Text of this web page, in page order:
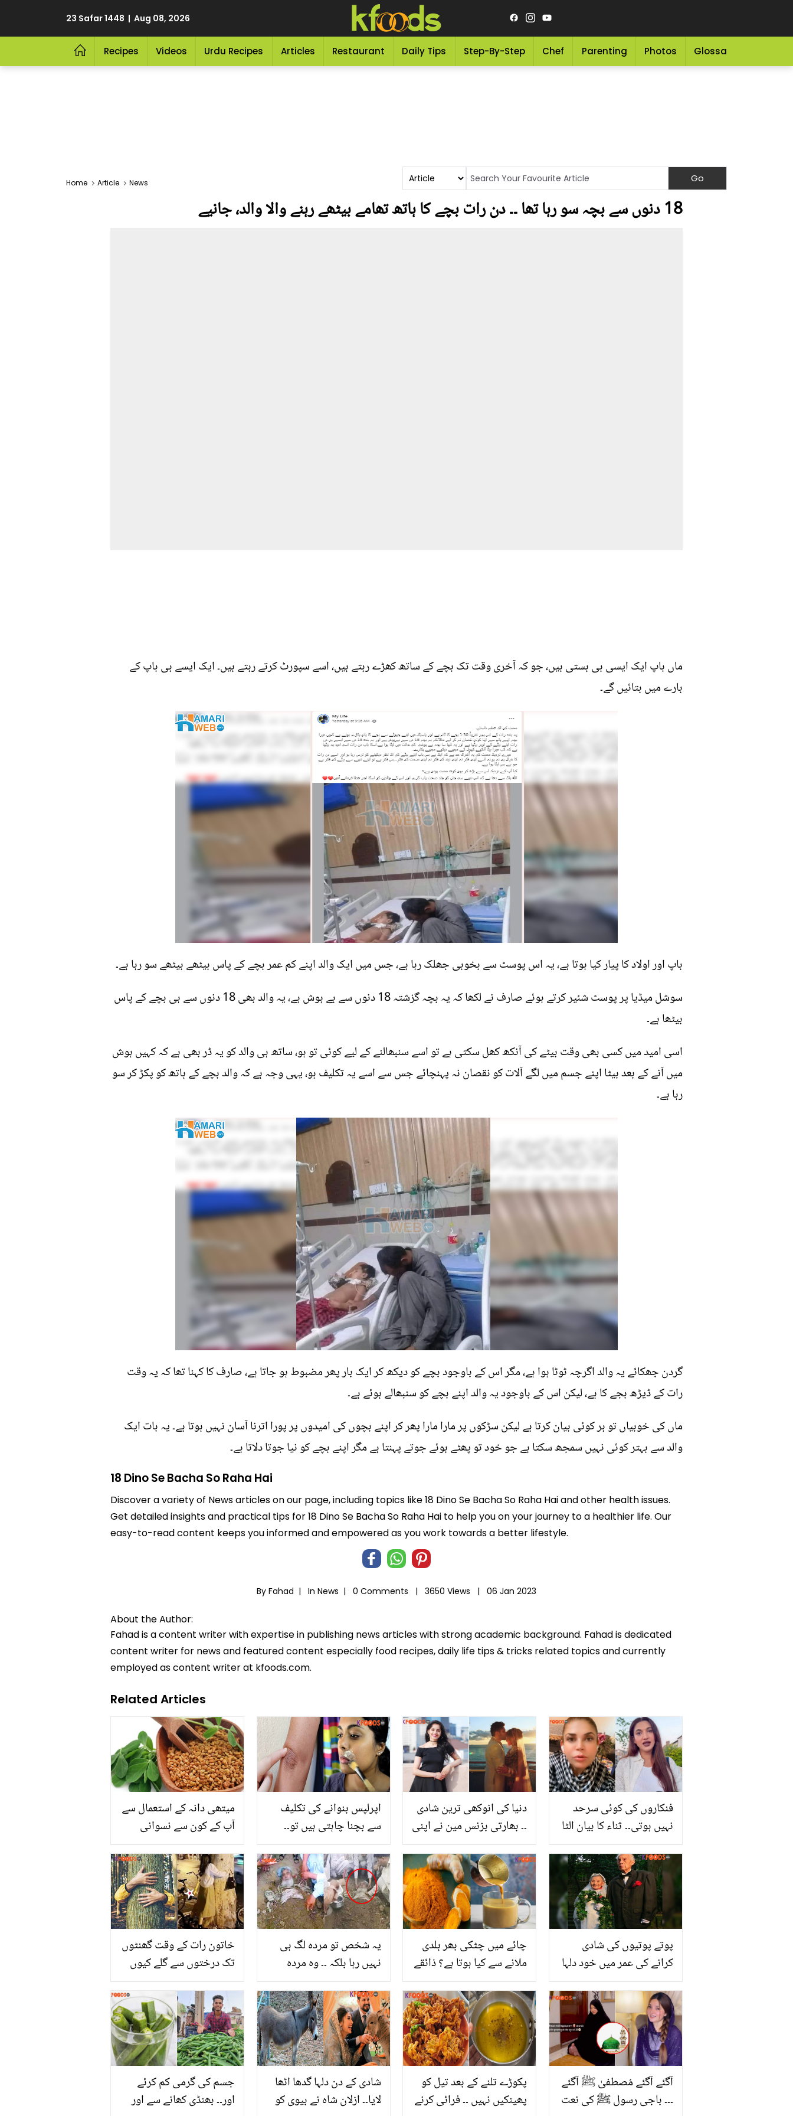
23 Safar 1448 | Aug 08, 2026
Recipes Videos Urdu Recipes Articles Restaurant Daily Tips Step-By-Step Chef Parenting Photos Glossary
Home Article News
18 دنوں سے بچہ سو رہا تھا ۔۔ دن رات بچے کا ہاتھ تھامے بیٹھے رہنے والا والد، جانیے
ماں باپ ایک ایسی ہی ہستی ہیں، جو کہ آخری وقت تک بچے کے ساتھ کھڑے رہتے ہیں، اسے سپورٹ کرتے رہتے ہیں۔ ایک ایسے ہی باپ کے
بارے میں بتائیں گے۔
باپ اور اولاد کا پیار کیا ہوتا ہے، یہ اس پوسٹ سے بخوبی جھلک رہا ہے، جس میں ایک والد اپنے کم عمر بچے کے پاس بیٹھے بیٹھے سو رہا ہے۔
سوشل میڈیا پر پوسٹ شئیر کرتے ہوئے صارف نے لکھا کہ یہ بچہ گزشتہ 18 دنوں سے بے ہوش ہے، یہ والد بھی 18 دنوں سے ہی بچے کے پاس
بیٹھا ہے۔
اسی امید میں کسی بھی وقت بیٹے کی آنکھ کھل سکتی ہے تو اسے سنبھالنے کے لیے کوئی تو ہو، ساتھ ہی والد کو یہ ڈر بھی ہے کہ کہیں ہوش
میں آنے کے بعد بیٹا اپنے جسم میں لگے آلات کو نقصان نہ پہنچائے جس سے اسے یہ تکلیف ہو، یہی وجہ ہے کہ والد بچے کے ہاتھ کو پکڑ کر سو
رہا ہے۔
گردن جھکائے یہ والد اگرچہ ٹوٹا ہوا ہے، مگر اس کے باوجود بچے کو دیکھ کر ایک بار پھر مضبوط ہو جاتا ہے، صارف کا کہنا تھا کہ یہ وقت
رات کے ڈیڑھ بجے کا ہے، لیکن اس کے باوجود یہ والد اپنے بچے کو سنبھالے ہوئے ہے۔
ماں کی خوبیاں تو ہر کوئی بیان کرتا ہے لیکن سڑکوں پر مارا مارا پھر کر اپنے بچوں کی امیدوں پر پورا اترنا آسان نہیں ہوتا ہے۔ یہ بات ایک
والد سے بہتر کوئی نہیں سمجھ سکتا ہے جو خود تو پھٹے ہوئے جوتے پہنتا ہے مگر اپنے بچے کو نیا جوتا دلاتا ہے۔
18 Dino Se Bacha So Raha Hai
Discover a variety of News articles on our page, including topics like 18 Dino Se Bacha So Raha Hai and other health issues.
Get detailed insights and practical tips for 18 Dino Se Bacha So Raha Hai to help you on your journey to a healthier life. Our
easy-to-read content keeps you informed and empowered as you work towards a better lifestyle.
By Fahad | In News | 0 Comments | 3650 Views | 06 Jan 2023
About the Author:
Fahad is a content writer with expertise in publishing news articles with strong academic background. Fahad is dedicated
content writer for news and featured content especially food recipes, daily life tips & tricks related topics and currently
employed as content writer at kfoods.com.
Related Articles
میتھی دانہ کے استعمال سے
آپ کے کون سے نسوانی
سکتے ہیں، جانیے اس کے
چند دانے آپ کی زندگی کو
کس طرح خوبصورت بنا
سکتے ہیں؟
اپرلپس بنوانے کی تکلیف
سے بچنا چاہتی ہیں تو۔۔
جن سے آپ بھی پارلر کا
خرچہ بچا سکتی ہیں
دنیا کی انوکھی ترین شادی
۔۔ بھارتی بزنس مین نے اپنی
بلندیوں پر کیسے کریں گے؟
خرچہ جان کر آپ کے ہوش
اڑ جائیں گے
فنکاروں کی کوئی سرحد
نہیں ہوتی۔۔ ثناء کا بیان الٹا
ہری کردی، کیا کچھ کہہ دیا؟
خاتون رات کے وقت گھنٹوں
تک درختوں سے گلے کیوں
پھر ۔۔ حقیقت جان کر آپ
بھی حیرت میں مبتلا ہو
جائیں گے
یہ شخص تو مردہ لگ ہی
نہیں رہا بلکہ ۔۔ وہ مردہ
سال بعد بھی اپنی اصل
حالت میں موجود ہے لیکن
کیسے؟ تصاویر وائرل
چائے میں چٹکی بھر ہلدی
ملانے سے کیا ہوتا ہے؟ ذائقے
اور چائے میں ہلدی ڈالنے کے
5 کمالات
پوتے پوتیوں کی شادی
کرانے کی عمر میں خود دلہا
شادی کرنے والے انوکھے
جوڑے کی کہانی
جسم کی گرمی کم کرئے
اور۔۔ بھنڈی کھانے سے اور
شادی کے دن دلہا گدھا اٹھا
لایا۔۔ ازلان شاہ نے بیوی کو
پکوڑے تلنے کے بعد تیل کو
پھینکیں نہیں ۔۔ فرائی کرنے
آگئے آگئے مُصطفیٰ ﷺ آگئے
۔۔۔ باجی رسول ﷺ کی نعت